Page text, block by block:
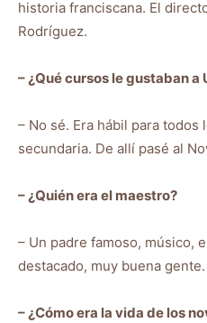
historia franciscana. El
Rodríguez.
– ¿Qué cursos le gustaban a
– No sé. Era hábil para
secundaria. De allí pasé al
– ¿Quién era el maestro?
– Un padre famoso, músico,
destacado, muy buena gente.
– ¿Cómo era la vida de los